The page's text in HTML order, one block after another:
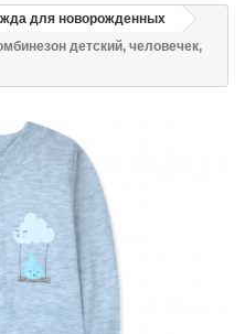
для новорожденных
детский, человечек,